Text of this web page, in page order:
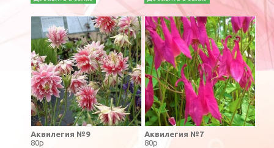
Аквилегия №9
80р
Аквилегия №7
80р